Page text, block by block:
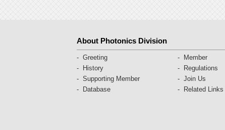
About Photonics Division
Greeting
Member
History
Regulations
Supporting Member
Join Us
Database
Related Links